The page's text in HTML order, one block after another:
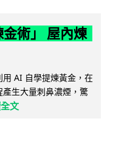
術」 屋內煉
AI 自學提煉黃金，在
生大量刺鼻濃煙，驚
文